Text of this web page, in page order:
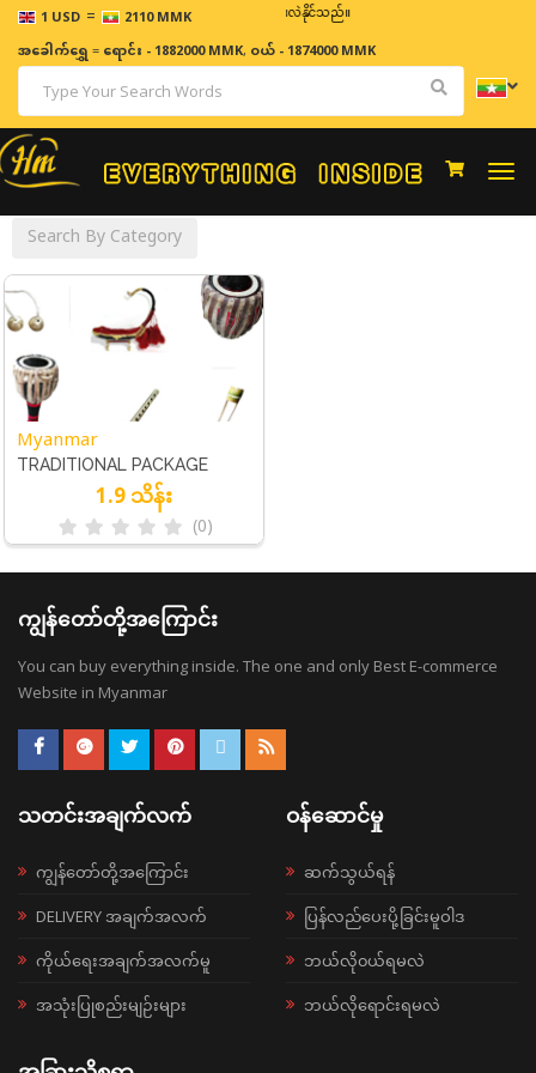
1 USD = 2110 MMK
ဈေးနှုန်းများသည် အချိန်နှင့် အမျှပြောင်းလဲနိုင်သည်။
အခေါက်ရွှေ=ရောင်း - 1882000 MMK, ဝယ် - 1874000 MMK
Search By Category
Myanmar
TRADITIONAL PACKAGE
1.9 သိန်း
(0)
ကျွန်တော်တို့အကြောင်း
You can buy everything inside. The one and only Best E-commerce
Website in Myanmar
သတင်းအချက်လက်
ကျွန်တော်တို့အကြောင်း
DELIVERY အချက်အလက်
ကိုယ်ရေးအချက်အလက်မူ
အသုံးပြုစည်းမျဉ်းများ
ဝန်ဆောင်မှု
ဆက်သွယ်ရန်
ပြန်လည်ပေးပို့ခြင်းမူဝါဒ
ဘယ်လို၀ယ်ရမလဲ
ဘယ်လိုရောင်းရမလဲ